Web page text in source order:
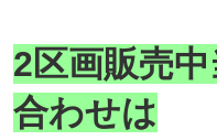
2区画販売
合わせは